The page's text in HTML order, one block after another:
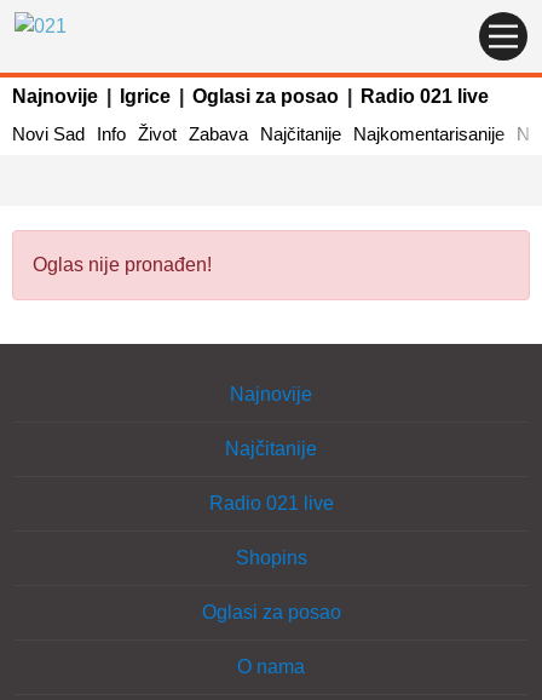
Najnovije Igrice Oglasi za posao
Radio 021 live
Novi Sad
Info Život Zabava Najčitanije Najkomentarisanije
Oglas nije pronađen!
Najnovije
Najčitanije
Radio 021 live
Shopins
Oglasi za posao
O nama